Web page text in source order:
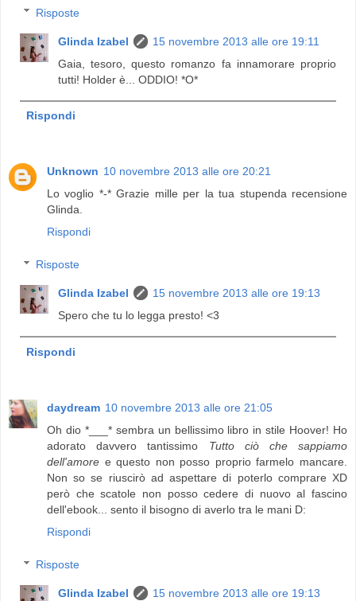
Risposte
Glinda Izabel
15 novembre 2013 alle ore 19:11
Gaia, tesoro, questo romanzo fa innamorare proprio
tutti! Holder è... ODDIO! *O*
Rispondi
Unknown 10 novembre 2013 alle ore 20:21
Lo voglio *-* Grazie mille per la tua stupenda recensione
Glinda.
Rispondi
Risposte
Glinda Izabel
15 novembre 2013 alle ore 19:13
Spero che tu lo legga presto! <3
Rispondi
daydream 10 novembre 2013 alle ore 21:05
Oh dio *___* sembra un bellissimo libro in stile Hoover! Ho
adorato davvero tantissimo Tutto ciò che sappiamo
dell'amore e questo non posso proprio farmelo mancare.
Non so se riuscirò ad aspettare di poterlo comprare XD
però che scatole non posso cedere di nuovo al fascino
dell'ebook... sento il bisogno di averlo tra le mani D:
Rispondi
Risposte
Glinda Izabel
15 novembre 2013 alle ore 19:13